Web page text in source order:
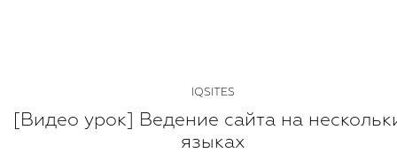
IQSITES
[Видео урок] Ведение сайта на
языках